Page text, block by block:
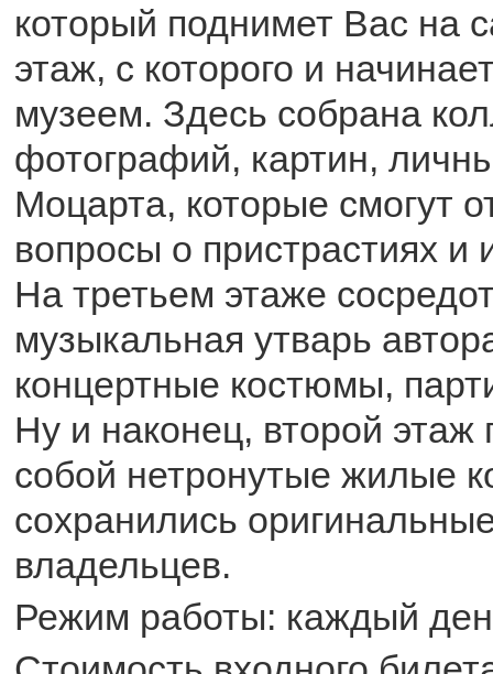
который поднимет Вас на
этаж, с которого и
музеем. Здесь собрана
фотографий, картин,
Моцарта, которые смогут
вопросы о пристрастиях и
На третьем этаже
музыкальная утварь
концертные костюмы,
Ну и наконец, второй этаж
собой нетронутые жилые
сохранились
владельцев.
Режим работы: каждый